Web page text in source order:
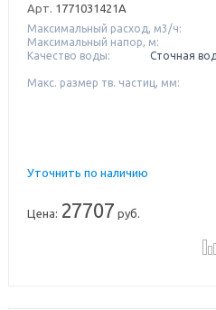
Арт. 1771031421A
Максимальный расход, м3/ч:
Максимальный напор, м:
Качество воды:
Сточная
Макс. размер тв. частиц, мм:
Уточнить по наличию
Цена: 27707 руб.